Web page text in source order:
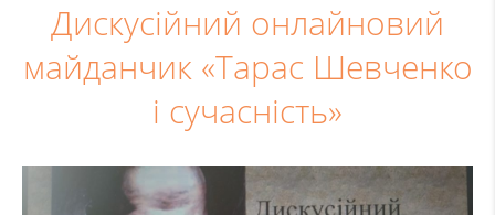
Дискусійний онлайновий
майданчик «Тарас Шевченко
і сучасність»